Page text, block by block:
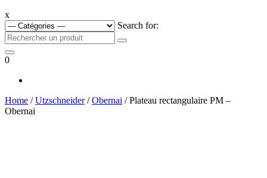
x
Search for:
0
Home /Utzschneider/Obernai / Plateau rectangulaire PM –
Obernai